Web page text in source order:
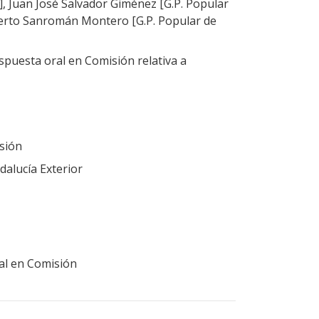
Juan José Salvador Giménez [G.P. Popular
Sanromán Montero [G.P. Popular de
oral en Comisión relativa a
Exterior
en Comisión